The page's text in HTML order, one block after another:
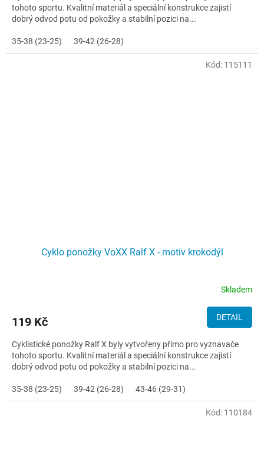
tohoto sportu. Kvalitní materiál a speciální konstrukce zajistí
dobrý odvod potu od pokožky a stabilní pozici na...
35-38 (23-25) 39-42 (26-28)
Cyklo ponožky VoXX Ralf X - motiv krokodýl
Skladem
119 Kč DETAIL
Cyklistické ponožky Ralf X byly vytvořeny přímo pro vyznavače
tohoto sportu. Kvalitní materiál a speciální konstrukce zajistí
dobrý odvod potu od pokožky a stabilní pozici na...
35-38 (23-25) 39-42 (26-28) 43-46 (29-31)
Kód: 115111
Kód: 110184